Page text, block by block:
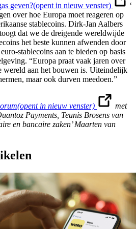
geven?(opent in nieuw venster)
‘
over hoe Europa moet reageren op
stablecoins. Dirk-Jan Aalbers
dat we de dreigende wereldwijde
het beste kunnen afwenden door
stablecoins aan te bieden op basis
“Europa praat vaak jaren over
wereld aan het bouwen is. Uiteindelijk
maar ook durven meedoen.”
(opent in nieuw venster)
met
Payments, Teunis Brosens van
en bancaire zaken’ Maarten van